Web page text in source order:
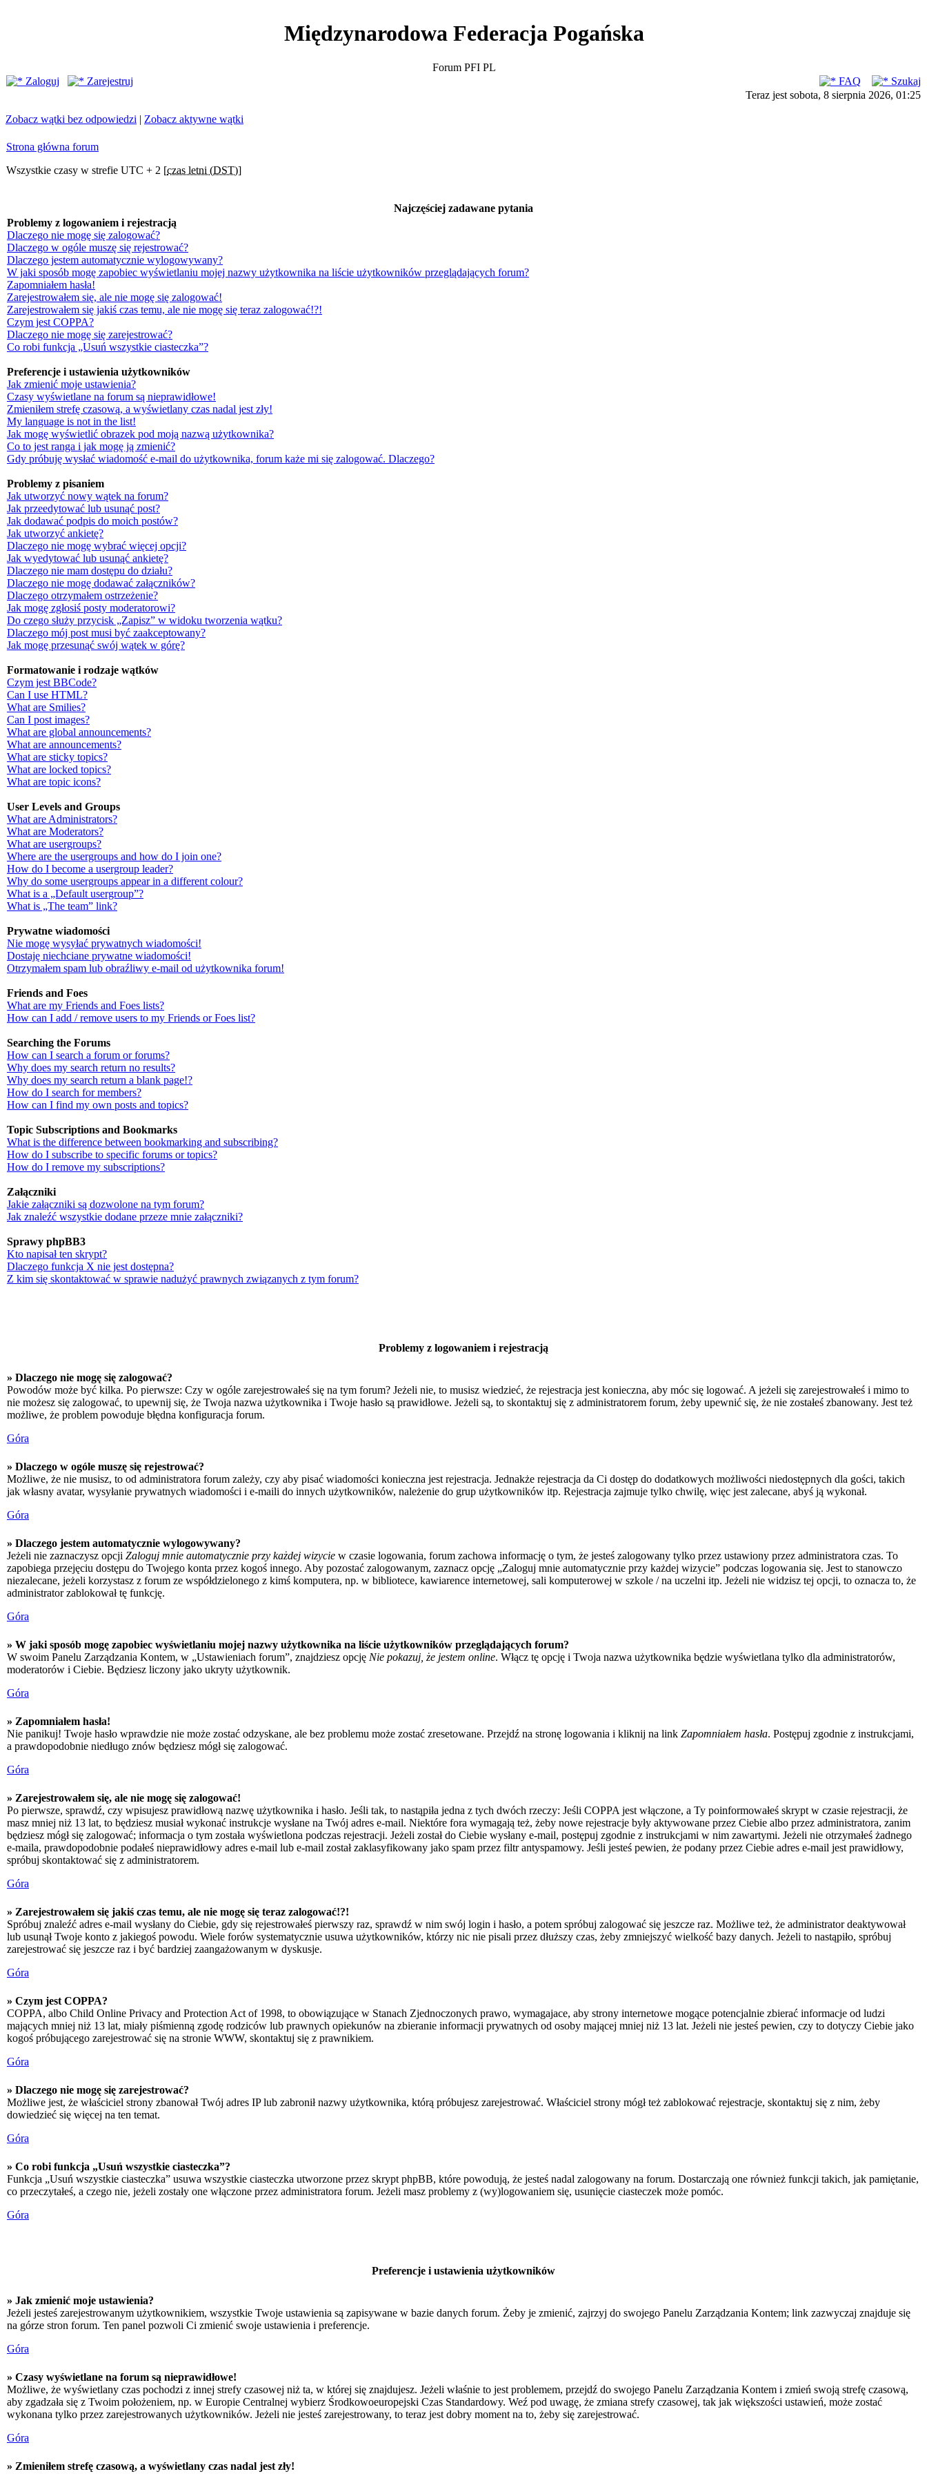
Międzynarodowa Federacja Pogańska
Forum PFI PL
Zaloguj
Zarejestruj FAQ
Szukaj
Teraz jest sobota, 8 sierpnia 2026, 01:25
Zobacz wątki bez odpowiedzi | Zobacz aktywne wątki
Strona główna forum
Wszystkie czasy w strefie UTC + 2 [czas letni (DST)]
Najczęściej zadawane pytania
Problemy z logowaniem i rejestracją
Dlaczego nie mogę się zalogować?
Dlaczego w ogóle muszę się rejestrować?
Dlaczego jestem automatycznie wylogowywany?
W jaki sposób mogę zapobiec wyświetlaniu mojej nazwy użytkownika na liście użytkowników przeglądających forum?
Zapomniałem hasła!
Zarejestrowałem się, ale nie mogę się zalogować!
Zarejestrowałem się jakiś czas temu, ale nie mogę się teraz zalogować!?!
Czym jest COPPA?
Dlaczego nie mogę się zarejestrować?
Co robi funkcja „Usuń wszystkie ciasteczka”?
Preferencje i ustawienia użytkowników
Jak zmienić moje ustawienia?
Czasy wyświetlane na forum są nieprawidłowe!
Zmieniłem strefę czasową, a wyświetlany czas nadal jest zły!
My language is not in the list!
Jak mogę wyświetlić obrazek pod moją nazwą użytkownika?
Co to jest ranga i jak mogę ją zmienić?
Gdy próbuję wysłać wiadomość e-mail do użytkownika, forum każe mi się zalogować. Dlaczego?
Problemy z pisaniem
Jak utworzyć nowy wątek na forum?
Jak przeedytować lub usunąć post?
Jak dodawać podpis do moich postów?
Jak utworzyć ankietę?
Dlaczego nie mogę wybrać więcej opcji?
Jak wyedytować lub usunąć ankietę?
Dlaczego nie mam dostępu do działu?
Dlaczego nie mogę dodawać załączników?
Dlaczego otrzymałem ostrzeżenie?
Jak mogę zgłosiś posty moderatorowi?
Do czego służy przycisk „Zapisz” w widoku tworzenia wątku?
Dlaczego mój post musi być zaakceptowany?
Jak mogę przesunąć swój wątek w górę?
Formatowanie i rodzaje wątków
Czym jest BBCode?
Can I use HTML?
What are Smilies?
Can I post images?
What are global announcements?
What are announcements?
What are sticky topics?
What are locked topics?
What are topic icons?
User Levels and Groups
What are Administrators?
What are Moderators?
What are usergroups?
Where are the usergroups and how do I join one?
How do I become a usergroup leader?
Why do some usergroups appear in a different colour?
What is a „Default usergroup”?
What is „The team” link?
Prywatne wiadomości
Nie mogę wysyłać prywatnych wiadomości!
Dostaję niechciane prywatne wiadomości!
Otrzymałem spam lub obraźliwy e-mail od użytkownika forum!
Friends and Foes
What are my Friends and Foes lists?
How can I add / remove users to my Friends or Foes list?
Searching the Forums
How can I search a forum or forums?
Why does my search return no results?
Why does my search return a blank page!?
How do I search for members?
How can I find my own posts and topics?
Topic Subscriptions and Bookmarks
What is the difference between bookmarking and subscribing?
How do I subscribe to specific forums or topics?
How do I remove my subscriptions?
Załączniki
Jakie załączniki są dozwolone na tym forum?
Jak znaleźć wszystkie dodane przeze mnie załączniki?
Sprawy phpBB3
Kto napisał ten skrypt?
Dlaczego funkcja X nie jest dostępna?
Z kim się skontaktować w sprawie nadużyć prawnych związanych z tym forum?
Problemy z logowaniem i rejestracją
» Dlaczego nie mogę się zalogować?
Powodów może być kilka. Po pierwsze: Czy w ogóle zarejestrowałeś się na tym forum? Jeżeli nie, to musisz wiedzieć, że rejestracja jest konieczna, aby móc się logować. A jeżeli się zarejestrowałeś i mimo to
nie możesz się zalogować, to upewnij się, że Twoja nazwa użytkownika i Twoje hasło są prawidłowe. Jeżeli są, to skontaktuj się z administratorem forum, żeby upewnić się, że nie zostałeś zbanowany. Jest też
możliwe, że problem powoduje błędna konfiguracja forum.
Góra
» Dlaczego w ogóle muszę się rejestrować?
Możliwe, że nie musisz, to od administratora forum zależy, czy aby pisać wiadomości konieczna jest rejestracja. Jednakże rejestracja da Ci dostęp do dodatkowych możliwości niedostępnych dla gości, takich
jak własny avatar, wysyłanie prywatnych wiadomości i e-maili do innych użytkowników, należenie do grup użytkowników itp. Rejestracja zajmuje tylko chwilę, więc jest zalecane, abyś ją wykonał.
Góra
» Dlaczego jestem automatycznie wylogowywany?
Jeżeli nie zaznaczysz opcji Zaloguj mnie automatycznie przy każdej wizycie w czasie logowania, forum zachowa informację o tym, że jesteś zalogowany tylko przez ustawiony przez administratora czas. To
zapobiega przejęciu dostępu do Twojego konta przez kogoś innego. Aby pozostać zalogowanym, zaznacz opcję „Zaloguj mnie automatycznie przy każdej wizycie” podczas logowania się. Jest to stanowczo
niezalecane, jeżeli korzystasz z forum ze współdzielonego z kimś komputera, np. w bibliotece, kawiarence internetowej, sali komputerowej w szkole / na uczelni itp. Jeżeli nie widzisz tej opcji, to oznacza to, że
administrator zablokował tę funkcję.
Góra
» W jaki sposób mogę zapobiec wyświetlaniu mojej nazwy użytkownika na liście użytkowników przeglądających forum?
W swoim Panelu Zarządzania Kontem, w „Ustawieniach forum”, znajdziesz opcję Nie pokazuj, że jestem online. Włącz tę opcję i Twoja nazwa użytkownika będzie wyświetlana tylko dla administratorów,
moderatorów i Ciebie. Będziesz liczony jako ukryty użytkownik.
Góra
» Zapomniałem hasła!
Nie panikuj! Twoje hasło wprawdzie nie może zostać odzyskane, ale bez problemu może zostać zresetowane. Przejdź na stronę logowania i kliknij na link Zapomniałem hasła. Postępuj zgodnie z instrukcjami,
a prawdopodobnie niedługo znów będziesz mógł się zalogować.
Góra
» Zarejestrowałem się, ale nie mogę się zalogować!
Po pierwsze, sprawdź, czy wpisujesz prawidłową nazwę użytkownika i hasło. Jeśli tak, to nastąpiła jedna z tych dwóch rzeczy: Jeśli COPPA jest włączone, a Ty poinformowałeś skrypt w czasie rejestracji, że
masz mniej niż 13 lat, to będziesz musiał wykonać instrukcje wysłane na Twój adres e-mail. Niektóre fora wymagają też, żeby nowe rejestracje były aktywowane przez Ciebie albo przez administratora, zanim
będziesz mógł się zalogować; informacja o tym została wyświetlona podczas rejestracji. Jeżeli został do Ciebie wysłany e-mail, postępuj zgodnie z instrukcjami w nim zawartymi. Jeżeli nie otrzymałeś żadnego
e-maila, prawdopodobnie podałeś nieprawidłowy adres e-mail lub e-mail został zaklasyfikowany jako spam przez filtr antyspamowy. Jeśli jesteś pewien, że podany przez Ciebie adres e-mail jest prawidłowy,
spróbuj skontaktować się z administratorem.
Góra
» Zarejestrowałem się jakiś czas temu, ale nie mogę się teraz zalogować!?!
Spróbuj znaleźć adres e-mail wysłany do Ciebie, gdy się rejestrowałeś pierwszy raz, sprawdź w nim swój login i hasło, a potem spróbuj zalogować się jeszcze raz. Możliwe też, że administrator deaktywował
lub usunął Twoje konto z jakiegoś powodu. Wiele forów systematycznie usuwa użytkowników, którzy nic nie pisali przez dłuższy czas, żeby zmniejszyć wielkość bazy danych. Jeżeli to nastąpiło, spróbuj
zarejestrować się jeszcze raz i być bardziej zaangażowanym w dyskusje.
Góra
» Czym jest COPPA?
COPPA, albo Child Online Privacy and Protection Act of 1998, to obowiązujące w Stanach Zjednoczonych prawo, wymagajace, aby strony internetowe mogące potencjalnie zbierać informacje od ludzi
mających mniej niż 13 lat, miały piśmienną zgodę rodziców lub prawnych opiekunów na zbieranie informacji prywatnych od osoby mającej mniej niż 13 lat. Jeżeli nie jesteś pewien, czy to dotyczy Ciebie jako
kogoś próbującego zarejestrować się na stronie WWW, skontaktuj się z prawnikiem.
Góra
» Dlaczego nie mogę się zarejestrować?
Możliwe jest, że właściciel strony zbanował Twój adres IP lub zabronił nazwy użytkownika, którą próbujesz zarejestrować. Właściciel strony mógł też zablokować rejestracje, skontaktuj się z nim, żeby
dowiedzieć się więcej na ten temat.
Góra
» Co robi funkcja „Usuń wszystkie ciasteczka”?
Funkcja „Usuń wszystkie ciasteczka” usuwa wszystkie ciasteczka utworzone przez skrypt phpBB, które powodują, że jesteś nadal zalogowany na forum. Dostarczają one również funkcji takich, jak pamiętanie,
co przeczytałeś, a czego nie, jeżeli zostały one włączone przez administratora forum. Jeżeli masz problemy z (wy)logowaniem się, usunięcie ciasteczek może pomóc.
Góra
Preferencje i ustawienia użytkowników
» Jak zmienić moje ustawienia?
Jeżeli jesteś zarejestrowanym użytkownikiem, wszystkie Twoje ustawienia są zapisywane w bazie danych forum. Żeby je zmienić, zajrzyj do swojego Panelu Zarządzania Kontem; link zazwyczaj znajduje się
na górze stron forum. Ten panel pozwoli Ci zmienić swoje ustawienia i preferencje.
Góra
» Czasy wyświetlane na forum są nieprawidłowe!
Możliwe, że wyświetlany czas pochodzi z innej strefy czasowej niż ta, w której się znajdujesz. Jeżeli właśnie to jest problemem, przejdź do swojego Panelu Zarządzania Kontem i zmień swoją strefę czasową,
aby zgadzała się z Twoim położeniem, np. w Europie Centralnej wybierz Środkowoeuropejski Czas Standardowy. Weź pod uwagę, że zmiana strefy czasowej, tak jak większości ustawień, może zostać
wykonana tylko przez zarejestrowanych użytkowników. Jeżeli nie jesteś zarejestrowany, to teraz jest dobry moment na to, żeby się zarejestrować.
Góra
» Zmieniłem strefę czasową, a wyświetlany czas nadal jest zły!